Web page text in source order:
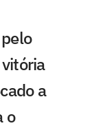
a
o